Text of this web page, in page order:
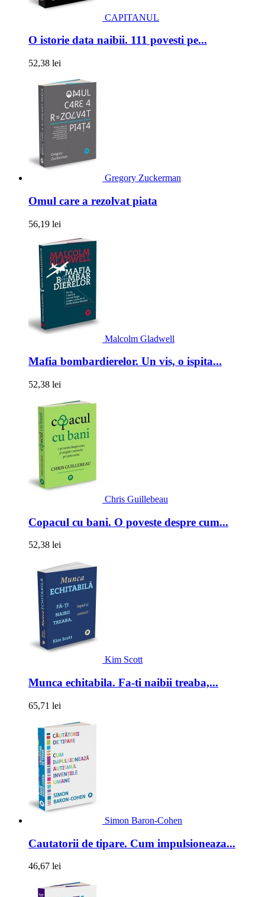
CAPITANUL
O istorie data naibii. 111 povesti pe...
52,38 lei
Gregory Zuckerman
Omul care a rezolvat piata
56,19 lei
Malcolm Gladwell
Mafia bombardierelor. Un vis, o ispita...
52,38 lei
Chris Guillebeau
Copacul cu bani. O poveste despre cum...
52,38 lei
Kim Scott
Munca echitabila. Fa-ti naibii treaba,...
65,71 lei
Simon Baron-Cohen
Cautatorii de tipare. Cum impulsioneaza...
46,67 lei